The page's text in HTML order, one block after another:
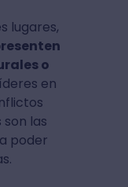
lugares,
o
en
las
poder